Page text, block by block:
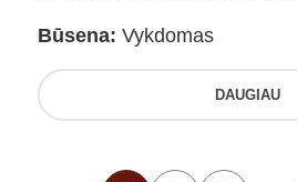
Būsena: Vykdomas
DAUGIAU